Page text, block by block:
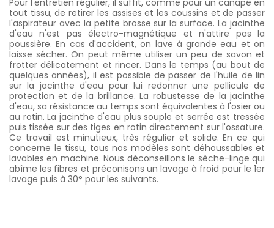
Pour l'entretien régulier, il suffit, comme pour un canapé en
tout tissu, de retirer les assises et les coussins et de passer
l'aspirateur avec la petite brosse sur la surface. La jacinthe
d'eau n'est pas électro-magnétique et n'attire pas la
poussière. En cas d'accident, on lave à grande eau et on
laisse sécher. On peut même utiliser un peu de savon et
frotter délicatement et rincer. Dans le temps (au bout de
quelques années), il est possible de passer de l'huile de lin
sur la jacinthe d'eau pour lui redonner une pellicule de
protection et de la brillance. La robustesse de la jacinthe
d'eau, sa résistance au temps sont équivalentes à l'osier ou
au rotin. La jacinthe d'eau plus souple et serrée est tressée
puis tissée sur des tiges en rotin directement sur l'ossature.
Ce travail est minutieux, très régulier et solide. En ce qui
concerne le tissu, tous nos modèles sont déhoussables et
lavables en machine. Nous déconseillons le sèche-linge qui
abîme les fibres et préconisons un lavage à froid pour le 1er
lavage puis à 30° pour les suivants.